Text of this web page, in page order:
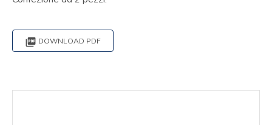
 DOWNLOAD PDF